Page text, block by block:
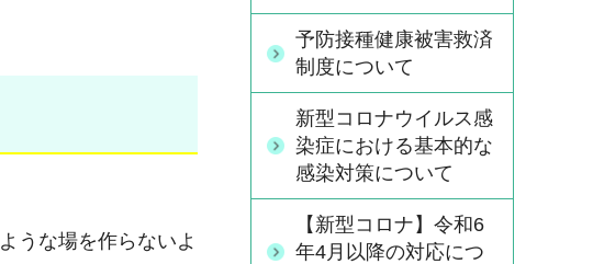
うな場を作らないよ
予防接種健康被害救済
制度について
新型コロナウイルス感
染症における基本的な
感染対策について
【新型コロナ】令和6
年4月以降の対応につ